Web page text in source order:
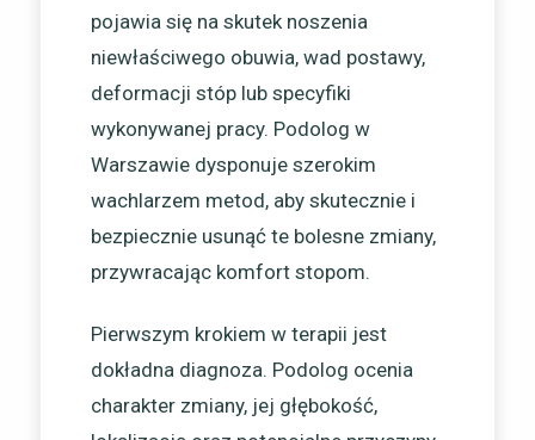
pojawia się na skutek noszenia
niewłaściwego obuwia, wad postawy,
deformacji stóp lub specyfiki
wykonywanej pracy. Podolog w
Warszawie dysponuje szerokim
wachlarzem metod, aby skutecznie i
bezpiecznie usunąć te bolesne zmiany,
przywracając komfort stopom.
Pierwszym krokiem w terapii jest
dokładna diagnoza. Podolog ocenia
charakter zmiany, jej głębokość,